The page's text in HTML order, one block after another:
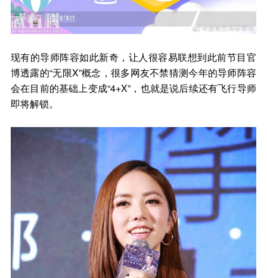
现有的导师阵容如此新奇，让人很容易联想到此前节目官
博透露的“无限X”概念，很多网友不禁猜测今年的导师阵容
会在目前的基础上变成“4+X”，也就是说后续还有飞行导师
即将解锁。